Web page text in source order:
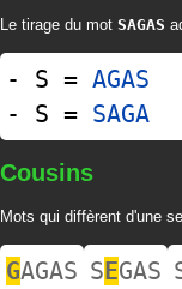
Le tirage du mot SAGAS
- S = AGAS
- S = SAGA
Cousins
Mots qui diffèrent d'une
GAGAS SEGAS